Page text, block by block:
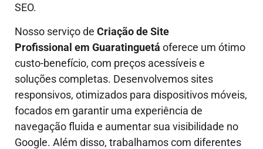
SEO.
Nosso serviço de Criação de Site
Profissional em Guaratinguetá oferece um ótimo
custo-benefício, com preços acessíveis e
soluções completas. Desenvolvemos sites
responsivos, otimizados para dispositivos móveis,
focados em garantir uma experiência de
navegação fluida e aumentar sua visibilidade no
Google. Além disso, trabalhamos com diferentes